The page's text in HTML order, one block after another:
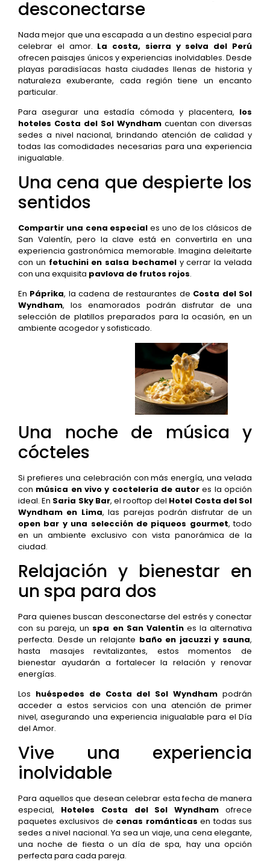
desconectarse
Nada mejor que una escapada a un destino especial para
celebrar el amor. La costa, sierra y selva del Perú
ofrecen paisajes únicos y experiencias inolvidables. Desde
playas paradisíacas hasta ciudades llenas de historia y
naturaleza exuberante, cada región tiene un encanto
particular.
Para asegurar una estadía cómoda y placentera, los
hoteles Costa del Sol Wyndham cuentan con diversas
sedes a nivel nacional, brindando atención de calidad y
todas las comodidades necesarias para una experiencia
inigualable.
Una cena que despierte los
sentidos
Compartir una cena especial es uno de los clásicos de
San Valentín, pero la clave está en convertirla en una
experiencia gastronómica memorable. Imagina deleitarte
con un fetuchini en salsa bechamely cerrar la velada
con una exquisita pavlova de frutos rojos.
En Páprika, la cadena de restaurantes de Costa del Sol
Wyndham, los enamorados podrán disfrutar de una
selección de platillos preparados para la ocasión, en un
ambiente acogedor y sofisticado.
Una noche de música y
cócteles
Si prefieres una celebración con más energía, una velada
con música en vivo y coctelería de autor es la opción
ideal. En Saria Sky Bar, el rooftop del Hotel Costa del Sol
Wyndham en Lima, las parejas podrán disfrutar de un
open bar y una selección de piqueos gourmet, todo
en un ambiente exclusivo con vista panorámica de la
ciudad.
Relajación y bienestar en
un spa para dos
Para quienes buscan desconectarse del estrés y conectar
con su pareja, un spa en San Valentínes la alternativa
perfecta. Desde un relajante baño en jacuzzi y sauna,
hasta masajes revitalizantes, estos momentos de
bienestar ayudarán a fortalecer la relación y renovar
energías.
Los huéspedes de Costa del Sol Wyndham podrán
acceder a estos servicios con una atención de primer
nivel, asegurando una experiencia inigualable para el Día
del Amor.
Vive una experiencia
inolvidable
Para aquellos que desean celebrar esta fecha de manera
especial, Hoteles Costa del Sol Wyndham ofrece
paquetes exclusivos de cenas románticas en todas sus
sedes a nivel nacional. Ya sea un viaje, una cena elegante,
una noche de fiesta o un día de spa, hay una opción
perfecta para cada pareja.